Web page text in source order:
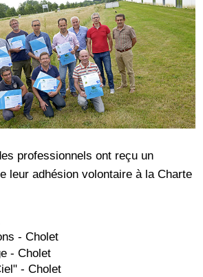
professionnels ont reçu un
leur adhésion volontaire à la Charte
- Cholet
- Cholet
- Cholet